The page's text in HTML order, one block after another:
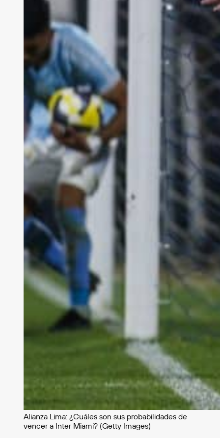
Alianza Lima: ¿Cuáles son sus probabilidades de
vencer a Inter Miami? (Getty Images)